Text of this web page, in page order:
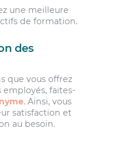
une meilleure
de formation.
des
que vous offrez
faites-
. Ainsi, vous
satisfaction et
au besoin.